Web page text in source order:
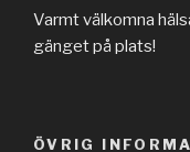
Varmt välkomna
gänget på plats!
ÖVRIG